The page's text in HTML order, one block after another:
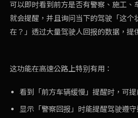
可以即时看到前方是否有警察、施工、
就会提醒，并且询问当下的驾驶「这个
在？」透过大量驾驶人回报的数据，提
这功能在高速公路上特别有用：
看到「前方车辆缓慢」提醒时，可
显示「警察回报」时能提醒驾驶遵守